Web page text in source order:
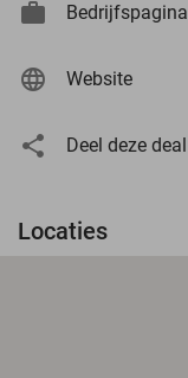
Bedrijfspagina
Website
Deel deze deal
Locaties